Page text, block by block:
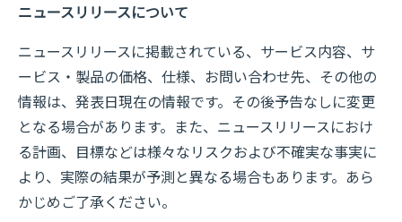
ニュースリリースについて
ニュースリリースに掲載されている、サービス内容、サ
ービス・製品の価格、仕様、お問い合わせ先、その他の
情報は、発表日現在の情報です。その後予告なしに変更
となる場合があります。また、ニュースリリースにおけ
る計画、目標などは様々なリスクおよび不確実な事実に
より、実際の結果が予測と異なる場合もあります。あら
かじめご了承ください。